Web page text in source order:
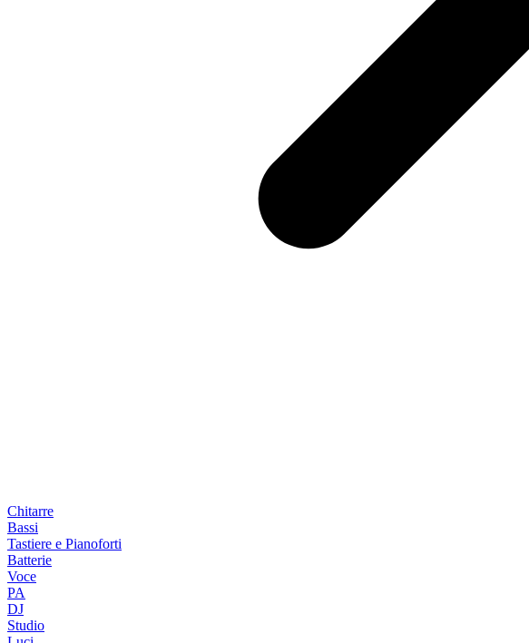
Chitarre
Bassi
Tastiere e Pianoforti
Batterie
Voce
PA
DJ
Studio